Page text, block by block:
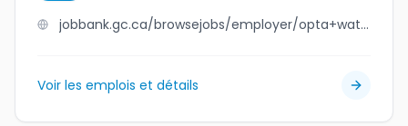
jobbank.gc.ca/browsejobs/employer/opta+waterdown+inc./ca
Voir les emplois et détails